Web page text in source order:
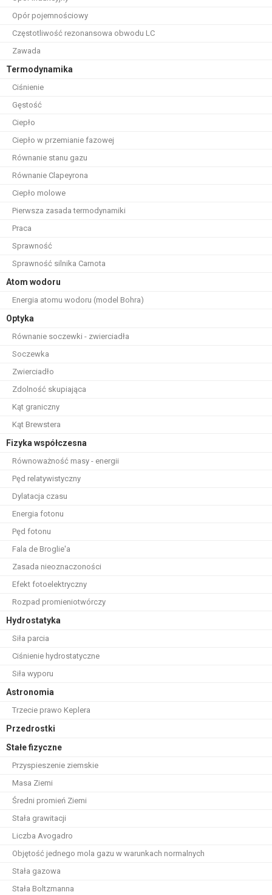
Opór pojemnościowy
Częstotliwość rezonansowa obwodu LC
Zawada
Termodynamika
Ciśnienie
Gęstość
Ciepło
Ciepło w przemianie fazowej
Równanie stanu gazu
Równanie Clapeyrona
Ciepło molowe
Pierwsza zasada termodynamiki
Praca
Sprawność
Sprawność silnika Carnota
Atom wodoru
Energia atomu wodoru (model Bohra)
Optyka
Równanie soczewki - zwierciadła
Soczewka
Zwierciadło
Zdolność skupiająca
Kąt graniczny
Kąt Brewstera
Fizyka współczesna
Równoważność masy - energii
Pęd relatywistyczny
Dylatacja czasu
Energia fotonu
Pęd fotonu
Fala de Broglie'a
Zasada nieoznaczoności
Efekt fotoelektryczny
Rozpad promieniotwórczy
Hydrostatyka
Siła parcia
Ciśnienie hydrostatyczne
Siła wyporu
Astronomia
Trzecie prawo Keplera
Przedrostki
Stałe fizyczne
Przyspieszenie ziemskie
Masa Ziemi
Średni promień Ziemi
Stała grawitacji
Liczba Avogadro
Objętość jednego mola gazu w warunkach normalnych
Stała gazowa
Stała Boltzmanna